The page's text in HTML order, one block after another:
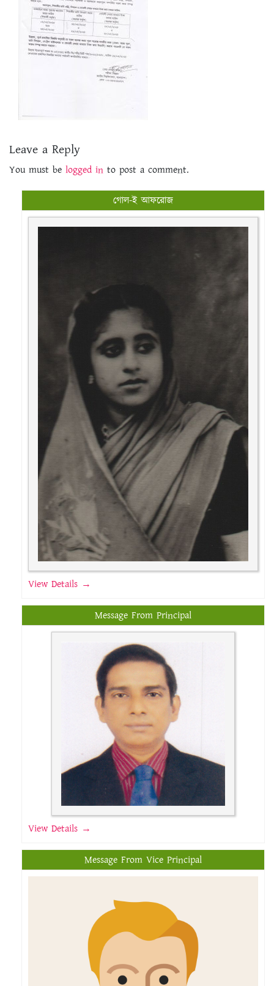
Leave a Reply
You must belogged into post a comment.
গোল-ই আফরোজ
View Details →
Message From Principal
View Details →